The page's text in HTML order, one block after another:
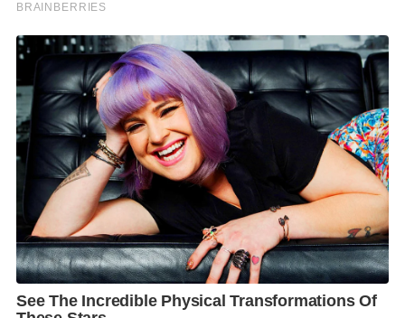
ไฮไลท์พิเศษในงาน พบกับศิลปินคู่คุณแม่คุณลูก ‘นิโคล
เทริโอ’ และ ‘ทิกเกอร์ – อชิระ เทริโอ’ ที่จะมาร่วม
ถ่ายทอดแนวทางการดูแลสุขภาพตามช่วงวัย ผ่าน
ประสบการณ์จริงในแบบฉบับของตนเอง ร่วมแบ่งปันวิธี
การดูแลสุขภาพของผู้หญิงวัยทำงานและคุณแม่ยุคใหม่
ไปจนถึงความสำคัญของการตรวจสุขภาพเชิงป้องกัน
อย่างสม่ำเสมอ ขณะที่ทิกเกอร์สะท้อนมุมมองของคนรุ่น
ใหม่กับการสร้างวินัยด้านสุขภาพ เช่น การออกกำลังกาย
เพื่อเสริมความมั่นใจ การจัดสมดุลชีวิต การเรียนและ
กิจกรรม วิธีดูแลสุขภาพจิตใจควบคู่กันไป นอกจากนี้ยังมี
กิจกรรมพิเศษบนเวทีที่มาสร้างรอยยิ้มและความ
เพลิดเพลินแก่ผู้ร่วมงาน เพิ่มบรรยากาศความอบอุ่นให้